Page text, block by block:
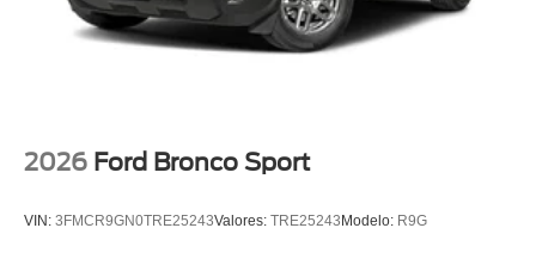
2026 Ford Bronco Sport
VIN: 3FMCR9GN0TRE25243Valores: TRE25243 Modelo: R9G